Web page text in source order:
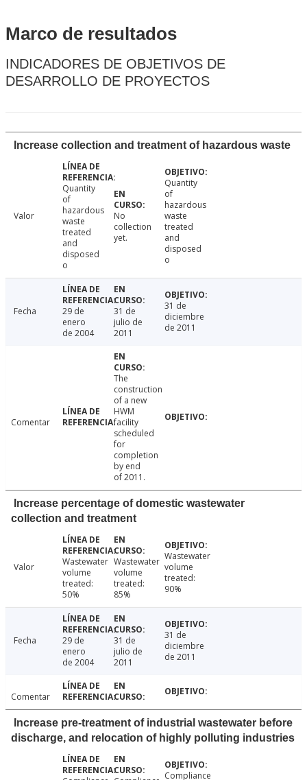
Marco de resultados
INDICADORES DE OBJETIVOS DE
DESARROLLO DE PROYECTOS
Increase collection and treatment of hazardous waste
Valor
Quantity
of
hazardous
waste
treated
and
disposed
o
No
collection
yet.
Quantity
of
hazardous
waste
treated
and
disposed
o
Fecha
29 de
enero
de 2004
31 de
julio de
2011
31 de
diciembre
de 2011
Comentar
The
construction
of a new
HWM
facility
scheduled
for
completion
by end
of 2011.
Increase percentage of domestic wastewater
collection and treatment
Valor
Wastewater
volume
treated:
50%
Wastewater
volume
treated:
85%
Wastewater
volume
treated:
90%
Fecha
29 de
enero
de 2004
31 de
julio de
2011
31 de
diciembre
de 2011
Comentar
Increase pre-treatment of industrial wastewater before
discharge, and relocation of highly polluting industries
Compliance